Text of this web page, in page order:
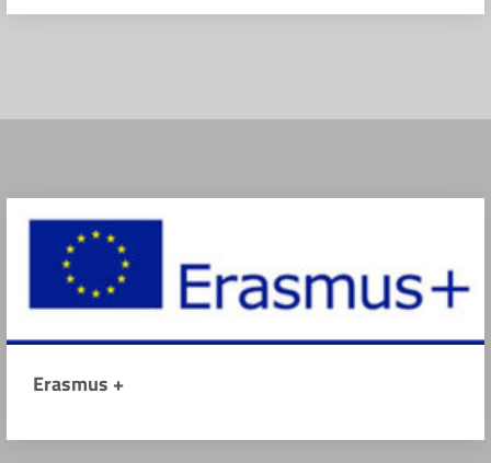
Erasmus +